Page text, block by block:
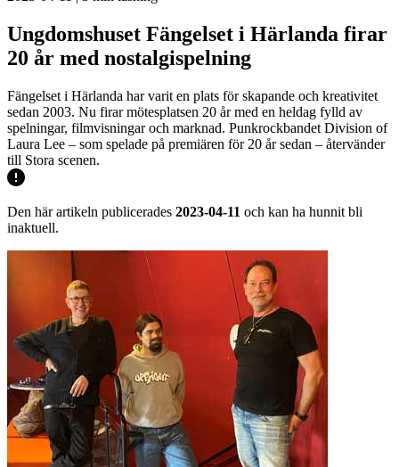
Ungdomshuset Fängelset i Härlanda firar
20 år med nostalgispelning
Fängelset i Härlanda har varit en plats för skapande och kreativitet
sedan 2003. Nu firar mötesplatsen 20 år med en heldag fylld av
spelningar, filmvisningar och marknad. Punkrockbandet Division of
Laura Lee – som spelade på premiären för 20 år sedan – återvänder
till Stora scenen.
Den här artikeln publicerades 2023-04-11 och kan ha hunnit bli
inaktuell.